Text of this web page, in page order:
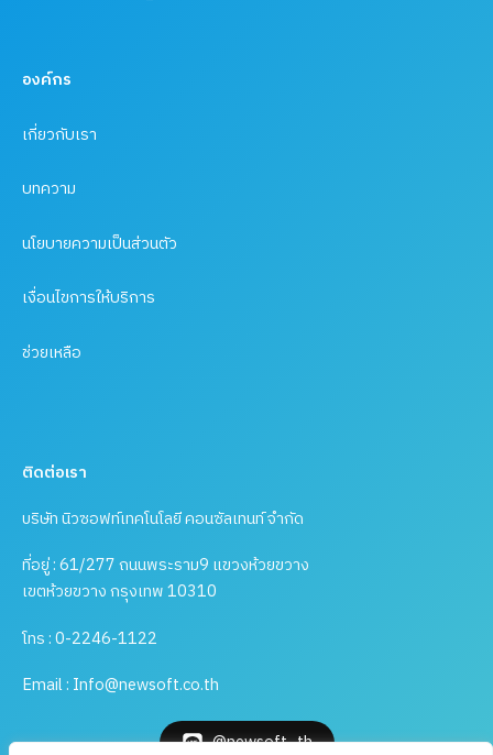
องค์กร
เกี่ยวกับเรา
บทความ
นโยบายความเป็นส่วนตัว
เงื่อนไขการให้บริการ
ช่วยเหลือ
ติดต่อเรา
บริษัท นิวซอฟท์เทคโนโลยี คอนซัลเทนท์ จำกัด
ที่อยู่ : 61/277 ถนนพระราม9 แขวงห้วยขวาง
เขตห้วยขวาง กรุงเทพ 10310
โทร : 0-2246-1122
Email : Info@newsoft.co.th
@newsoft_th